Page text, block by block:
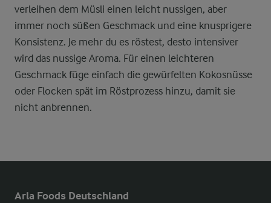
verleihen dem Müsli einen leicht nussigen, aber
immer noch süßen Geschmack und eine knusprigere
Konsistenz. Je mehr du es röstest, desto intensiver
wird das nussige Aroma. Für einen leichteren
Geschmack füge einfach die gewürfelten Kokosnüsse
oder Flocken spät im Röstprozess hinzu, damit sie
nicht anbrennen.
Arla Foods Deutschland